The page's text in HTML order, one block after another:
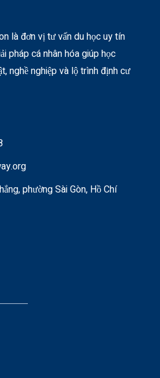
là đơn vị tư vấn du học uy tín
pháp cá nhân hóa giúp học
nghề nghiệp và lộ trình định cư
phường Sài Gòn, Hồ Chí